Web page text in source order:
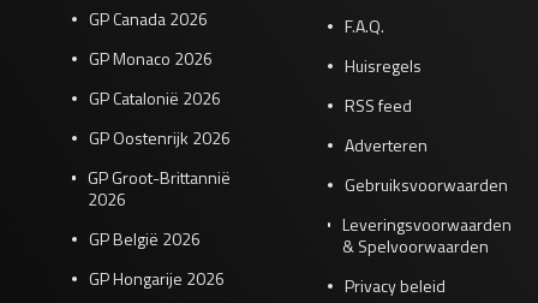
GP Canada 2026
GP Monaco 2026
GP Catalonië 2026
GP Oostenrijk 2026
GP Groot-Brittannië
2026
GP België 2026
GP Hongarije 2026
F.A.Q.
Huisregels
RSS feed
Adverteren
Gebruiksvoorwaarden
Leveringsvoorwaarden
& Spelvoorwaarden
Privacy beleid